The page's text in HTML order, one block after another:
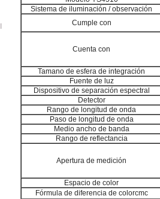
Sistema de iluminación / observación
Cumple con
Cuenta con
Tamano de esfera de integración
Fuente de luz
Dispositivo de separación espectral
Detector
Rango de longitud de onda
Paso de longitud de onda
Medio ancho de banda
Rango de reflectancia
Apertura de medición
Espacio de color
Fórmula de diferencia de colorcmc